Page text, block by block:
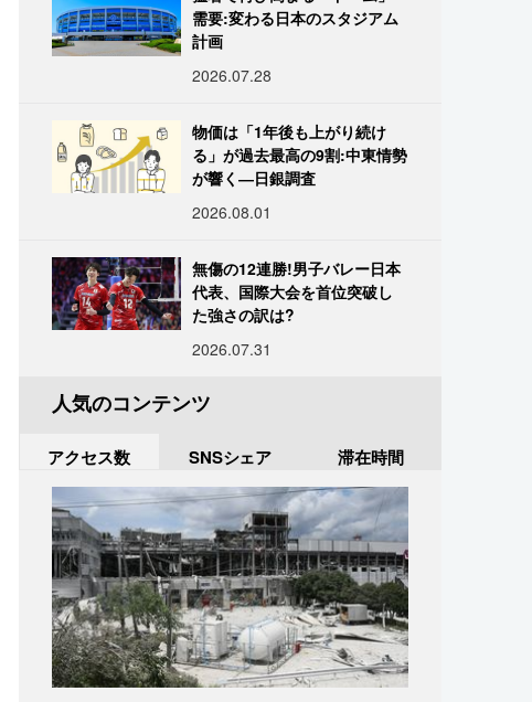
需要:変わる日本のスタジアム
計画
2026.07.28
物価は「1年後も上がり続け
る」が過去最高の9割:中東情勢
が響く―日銀調査
2026.08.01
無傷の12連勝!男子バレー日本
代表、国際大会を首位突破し
た強さの訳は?
2026.07.31
人気のコンテンツ
アクセス数 SNSシェア 滞在時間